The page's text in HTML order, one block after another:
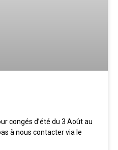
congés d’été du 3 Août au
à nous contacter via le